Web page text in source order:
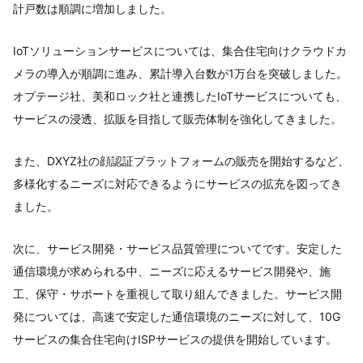
計戸数は順調に増加しました。
IoTソリューションサービスについては、集合住宅向けクラウドカ
メラの導入が順調に進み、累計導入台数が1万台を突破しました。
オプテージ社、美和ロック社と連携したIoTサービスについても、
サービスの浸透、拡販を目指して販売体制を強化してきました。
また、DXYZ社の顔認証プラットフォームの販売を開始するなど、
多様化するニーズに対応できるようにサービスの拡充を図ってき
ました。
次に、サービス開発・サービス品質管理についてです。安定した
通信環境が求められる中、ニーズに応えるサービス開発や、施
工、保守・サポートを重視して取り組んできました。サービス開
発については、高速で安定した通信環境のニーズに対して、10G
サービスの集合住宅向けISPサービスの提供を開始しています。